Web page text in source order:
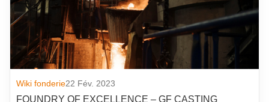
Wiki fonderie22 Fév. 2023
FOUNDRY OF EXCELLENCE – GF CASTING